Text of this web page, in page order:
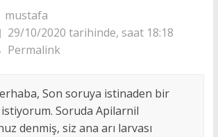
mustafa
29/10/2020 tarihinde, saat 18:18
Permalink
Son soruya istinaden bir
Soruda Apilarnil
denmiş, siz ana arı larvası